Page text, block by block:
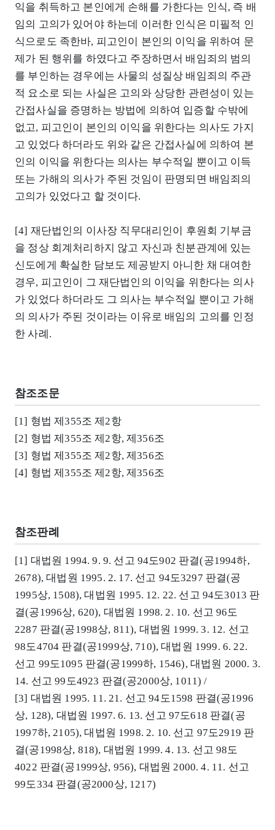
익을 취득하고 본인에게 손해를 가한다는 인식, 즉 배
임의 고의가 있어야 하는데 이러한 인식은 미필적 인
식으로도 족한바, 피고인이 본인의 이익을 위하여 문
제가 된 행위를 하였다고 주장하면서 배임죄의 범의
를 부인하는 경우에는 사물의 성질상 배임죄의 주관
적 요소로 되는 사실은 고의와 상당한 관련성이 있는
간접사실을 증명하는 방법에 의하여 입증할 수밖에
없고, 피고인이 본인의 이익을 위한다는 의사도 가지
고 있었다 하더라도 위와 같은 간접사실에 의하여 본
인의 이익을 위한다는 의사는 부수적일 뿐이고 이득
또는 가해의 의사가 주된 것임이 판명되면 배임죄의
고의가 있었다고 할 것이다.
[4] 재단법인의 이사장 직무대리인이 후원회 기부금
을 정상 회계처리하지 않고 자신과 친분관계에 있는
신도에게 확실한 담보도 제공받지 아니한 채 대여한
경우, 피고인이 그 재단법인의 이익을 위한다는 의사
가 있었다 하더라도 그 의사는 부수적일 뿐이고 가해
의 의사가 주된 것이라는 이유로 배임의 고의를 인정
한 사례.
참조조문
[1] 형법 제355조 제2항
[2] 형법 제355조 제2항, 제356조
[3] 형법 제355조 제2항, 제356조
[4] 형법 제355조 제2항, 제356조
참조판례
[1] 대법원 1994. 9. 9. 선고 94도902 판결(공1994하,
2678), 대법원 1995. 2. 17. 선고 94도3297 판결(공
1995상, 1508), 대법원 1995. 12. 22. 선고 94도3013 판
결(공1996상, 620), 대법원 1998. 2. 10. 선고 96도
2287 판결(공1998상, 811), 대법원 1999. 3. 12. 선고
98도4704 판결(공1999상, 710), 대법원 1999. 6. 22.
선고 99도1095 판결(공1999하, 1546), 대법원 2000. 3.
14. 선고 99도4923 판결(공2000상, 1011) /
[3] 대법원 1995. 11. 21. 선고 94도1598 판결(공1996
상, 128), 대법원 1997. 6. 13. 선고 97도618 판결(공
1997하, 2105), 대법원 1998. 2. 10. 선고 97도2919 판
결(공1998상, 818), 대법원 1999. 4. 13. 선고 98도
4022 판결(공1999상, 956), 대법원 2000. 4. 11. 선고
99도334 판결(공2000상, 1217)